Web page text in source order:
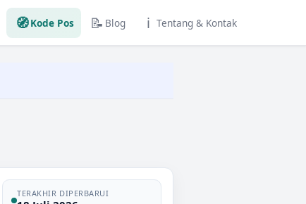
🧭Kode Pos 📝 Blog ℹ️ Tentang & Kontak
TERAKHIR DIPERBARUI